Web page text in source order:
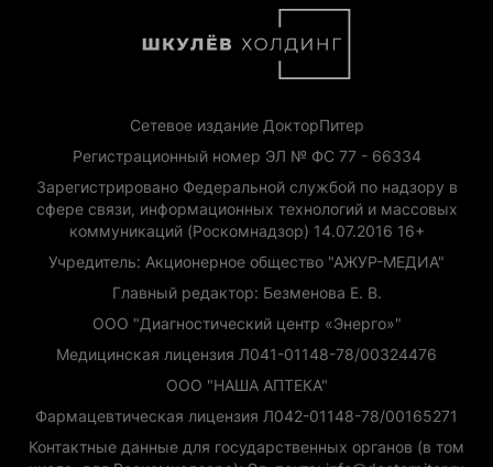
Сетевое издание ДокторПитер
Регистрационный номер ЭЛ № ФС 77 - 66334
Зарегистрировано Федеральной службой по надзору в
сфере связи, информационных технологий и массовых
коммуникаций (Роскомнадзор) 14.07.2016 16+
Учредитель: Акционерное общество "АЖУР-МЕДИА"
Главный редактор: Безменова Е. В.
ООО "Диагностический центр «Энерго»"
Медицинская лицензия Л041-01148-78/00324476
ООО "НАША АПТЕКА"
Фармацевтическая лицензия Л042-01148-78/00165271
Контактные данные для государственных органов (в том